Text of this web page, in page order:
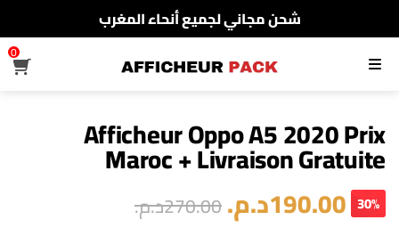
شحن مجاني لجميع أنحاء المغرب
شحن مجاني لجميع أنحاء المغرب
القائمة
0
Afficheur Oppo A5 2020 Prix
Maroc + Livraison Gratuite
190.00د.م.270.00د.م. 30%